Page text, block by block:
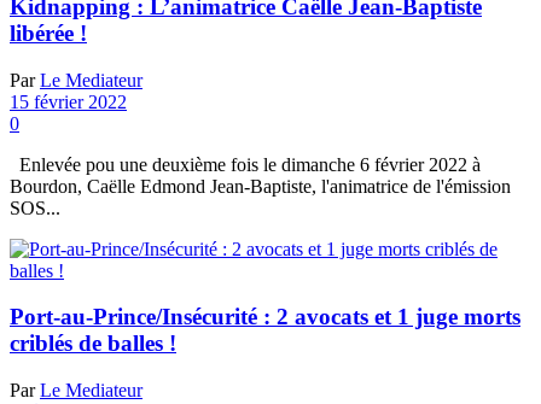
Kidnapping : L’animatrice Caëlle Jean-Baptiste
libérée !
Par Le Mediateur
15 février 2022
0
Enlevée pou une deuxième fois le dimanche 6 février 2022 à
Bourdon, Caëlle Edmond Jean-Baptiste, l'animatrice de l'émission
SOS...
Port-au-Prince/Insécurité : 2 avocats et 1 juge morts
criblés de balles !
Par Le Mediateur